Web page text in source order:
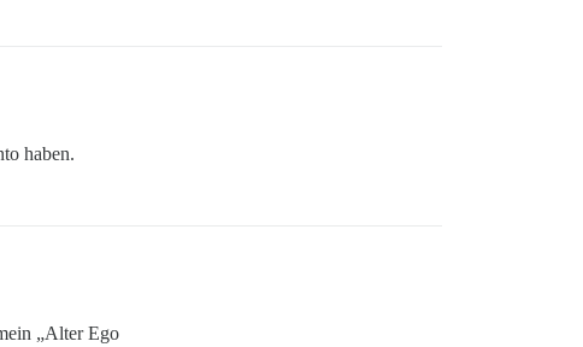
haben.
„Alter Ego